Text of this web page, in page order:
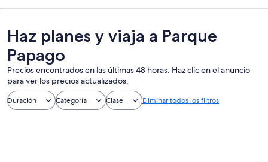
Haz planes y viaja a Parque
Papago
Precios encontrados en las últimas 48 horas. Haz clic en el anuncio
para ver los precios actualizados.
Duración Categoría Clase Eliminar todos los filtros